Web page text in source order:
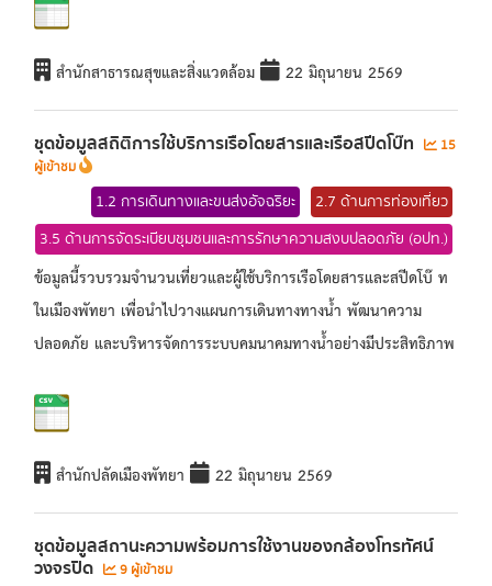
สำนักสาธารณสุขและสิ่งแวดล้อม 22 มิถุนายน 2569
ชุดข้อมูลสถิติการใช้บริการเรือโดยสารและเรือสปีดโบ๊ท
15
ผู้เข้าชม
1.2 การเดินทางและขนส่งอัจฉริยะ
2.7 ด้านการท่องเที่ยว
3.5 ด้านการจัดระเบียบชุมชนและการรักษาความสงบปลอดภัย (อปท.)
ข้อมูลนี้รวบรวมจำนวนเที่ยวและผู้ใช้บริการเรือโดยสารและสปีดโบ๊ ท
ในเมืองพัทยา เพื่อนำไปวางแผนการเดินทางทางน้ำ พัฒนาความ
ปลอดภัย และบริหารจัดการระบบคมนาคมทางน้ำอย่างมีประสิทธิภาพ
สำนักปลัดเมืองพัทยา 22 มิถุนายน 2569
ชุดข้อมูลสถานะความพร้อมการใช้งานของกล้องโทรทัศน์
วงจรปิด 9 ผู้เข้าชม